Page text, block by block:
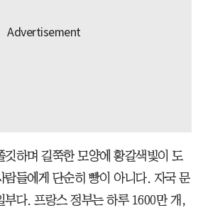
깃하며 길쭉한 모양에 황갈색빛이 도
람들에게 단순히 빵이 아니다. 자국 문
부다. 프랑스 정부는 하루 1600만 개,